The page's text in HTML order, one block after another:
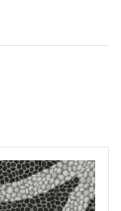
гамма
создавая